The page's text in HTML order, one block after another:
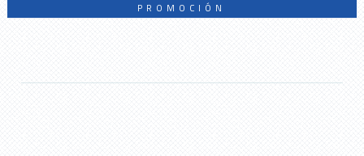
PROMOCIÓN